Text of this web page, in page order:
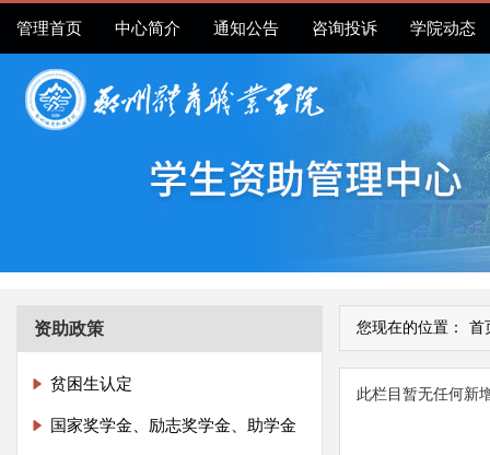
管理首页 中心简介 通知公告 咨询投诉 学院动态
资助政策
贫困生认定
国家奖学金、励志奖学金、助学金
您现在的位置： 首
此栏目暂无任何新